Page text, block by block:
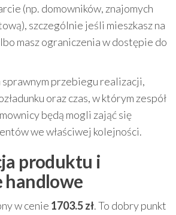
(np. domowników, znajomych
szczególnie jeśli mieszkasz na
masz ograniczenia w dostępie do
sprawnym przebiegu realizacji,
oraz czas, w którym zespół
będą mogli zająć się
we właściwej kolejności.
produktu i
handlowe
w cenie 1703.5 zł. To dobry punkt